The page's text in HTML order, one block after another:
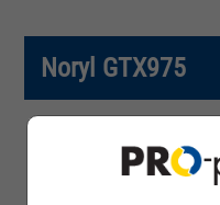
Noryl GTX975